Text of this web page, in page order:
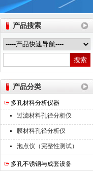
南京高谦功能材料科技有限公司
产品搜索
产品分类
多孔材料分析仪器
过滤材料孔径分析仪
膜材料孔径分析仪
泡点仪（完整性测试）
多孔不锈钢与成套设备